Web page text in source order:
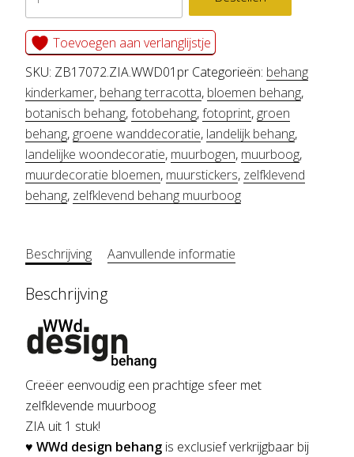
muurboog
ZIA
aantal
Toevoegen aan verlanglijstje
SKU: ZB17072.ZIA.WWD01pr Categorieën: behang
kinderkamer, behang terracotta, bloemen behang,
botanisch behang,fotobehang,fotoprint, groen
behang, groene wanddecoratie, landelijk behang,
landelijke woondecoratie, muurbogen, muurboog,
muurdecoratie bloemen, muurstickers, zelfklevend
behang, zelfklevend behang muurboog
Beschrijving Aanvullende informatie
Beschrijving
Creëer eenvoudig een prachtige sfeer met
zelfklevende muurboog
ZIA uit 1 stuk!
♥ WWd design behang is exclusief verkrijgbaar bij